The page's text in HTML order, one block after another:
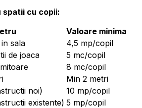
spatii cu copii:
Valoare minima
sala
4,5 mp/copil
de joaca
5 mc/copil
8 mc/copil
Min 2 metri
noi)
10 mp/copil
existente) 5 mp/copil